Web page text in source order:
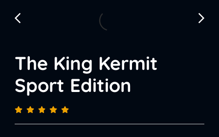
The King Kermit
Sport Edition